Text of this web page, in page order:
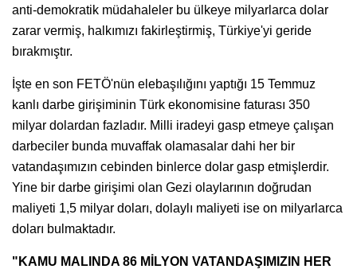
anti-demokratik müdahaleler bu ülkeye milyarlarca dolar
zarar vermiş, halkımızı fakirleştirmiş, Türkiye'yi geride
bırakmıştır.
İşte en son FETÖ'nün elebaşılığını yaptığı 15 Temmuz
kanlı darbe girişiminin Türk ekonomisine faturası 350
milyar dolardan fazladır. Milli iradeyi gasp etmeye çalışan
darbeciler bunda muvaffak olamasalar dahi her bir
vatandaşımızın cebinden binlerce dolar gasp etmişlerdir.
Yine bir darbe girişimi olan Gezi olaylarının doğrudan
maliyeti 1,5 milyar doları, dolaylı maliyeti ise on milyarlarca
doları bulmaktadır.
"KAMU MALINDA 86 MİLYON VATANDAŞIMIZIN HER